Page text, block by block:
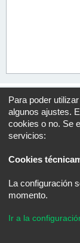
Índice general
Para poder
algunos ajustes.
cookies o no. Se
servicios:
Cookies
La configuración
momento.
Ir a la